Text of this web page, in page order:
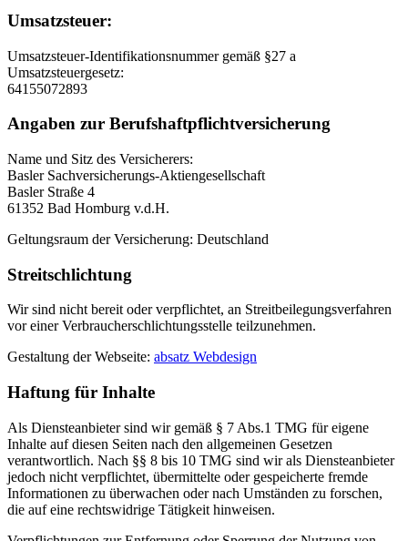
Umsatzsteuer:
Umsatzsteuer-Identifikationsnummer gemäß §27 a
Umsatzsteuergesetz:
64155072893
Angaben zur Berufshaftpflichtversicherung
Name und Sitz des Versicherers:
Basler Sachversicherungs-Aktiengesellschaft
Basler Straße 4
61352 Bad Homburg v.d.H.
Geltungsraum der Versicherung: Deutschland
Streitschlichtung
Wir sind nicht bereit oder verpflichtet, an Streitbeilegungsverfahren
vor einer Verbraucherschlichtungsstelle teilzunehmen.
Gestaltung der Webseite: absatz Webdesign
Haftung für Inhalte
Als Diensteanbieter sind wir gemäß § 7 Abs.1 TMG für eigene
Inhalte auf diesen Seiten nach den allgemeinen Gesetzen
verantwortlich. Nach §§ 8 bis 10 TMG sind wir als Diensteanbieter
jedoch nicht verpflichtet, übermittelte oder gespeicherte fremde
Informationen zu überwachen oder nach Umständen zu forschen,
die auf eine rechtswidrige Tätigkeit hinweisen.